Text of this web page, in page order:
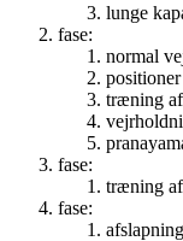
lunge
fase:
normal
træning
fase:
træning
fase: